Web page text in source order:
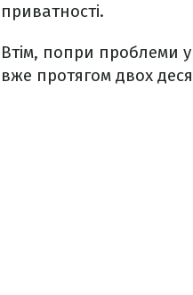
приватності.
Втім, попри проблеми
вже протягом двох